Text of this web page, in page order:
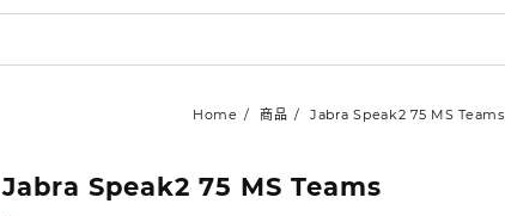
Home 商品 Jabra Speak2 75 MS Teams
Jabra Speak2 75 MS Teams